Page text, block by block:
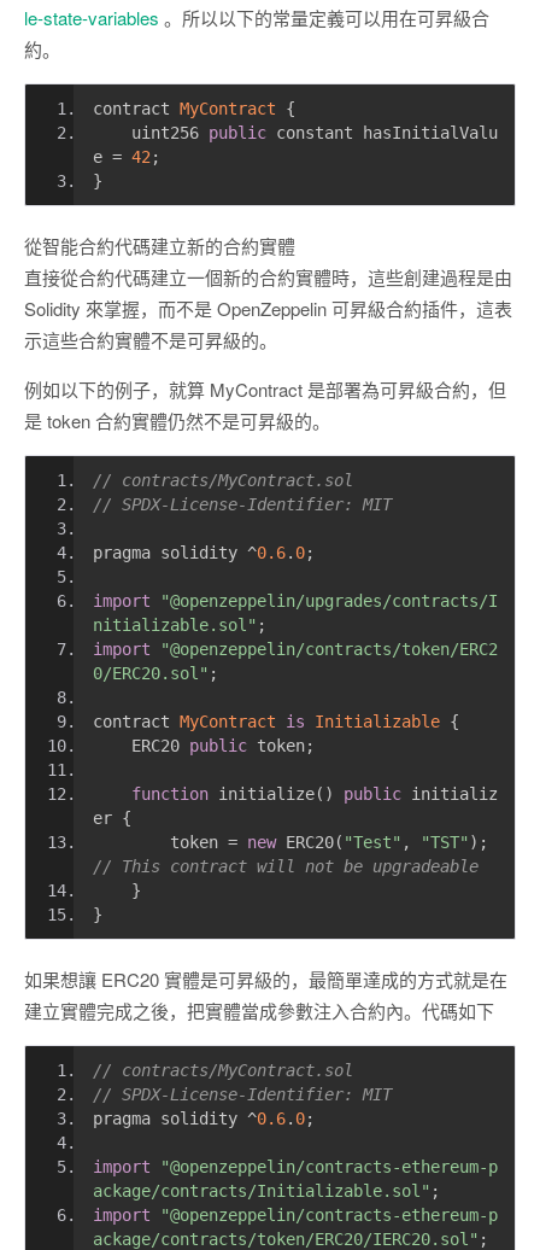
le-state-variables 。所以以下的常量定義可以用在可昇級合
約。
contract MyContract
{
    uint256
public constant hasInitialValu
e = 42 ;
}
從智能合約代碼建立新的合約實體
直接從合約代碼建立一個新的合約實體時，這些創建過程是由
Solidity 來掌握，而不是 OpenZeppelin 可昇級合約插件，這表
示這些合約實體不是可昇級的。
例如以下的例子，就算 MyContract 是部署為可昇級合約，但
是 token 合約實體仍然不是可昇級的。
// contracts/MyContract.sol
// SPDX-License-Identifier: MIT
pragma solidity ^0.6. 0;
import
"@openzeppelin/upgrades/contracts/I
nitializable.sol" ;
import
"@openzeppelin/contracts/token/ERC2
0/ERC20.sol" ;
contract MyContract is Initializable {
    ERC20
public token;
function initialize() public initializ
er {
        token
= new ERC20( "Test" , "TST" );
// This contract will not be upgradeable
}
}
如果想讓 ERC20 實體是可昇級的，最簡單達成的方式就是在
建立實體完成之後，把實體當成參數注入合約內。代碼如下
// contracts/MyContract.sol
// SPDX-License-Identifier: MIT
pragma solidity ^0.6. 0;
import
"@openzeppelin/contracts-ethereum-p
ackage/contracts/Initializable.sol" ;
import
"@openzeppelin/contracts-ethereum-p
ackage/contracts/token/ERC20/IERC20.sol" ;